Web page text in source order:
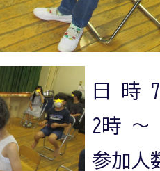
日 時
2時 ～
参加人